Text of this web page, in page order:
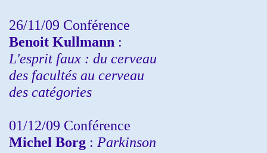
26/11/09 Conférence
Benoit Kullmann :
L'esprit faux : du cerveau
des facultés au cerveau
des catégories
01/12/09 Conférence
Michel Borg : Parkinson